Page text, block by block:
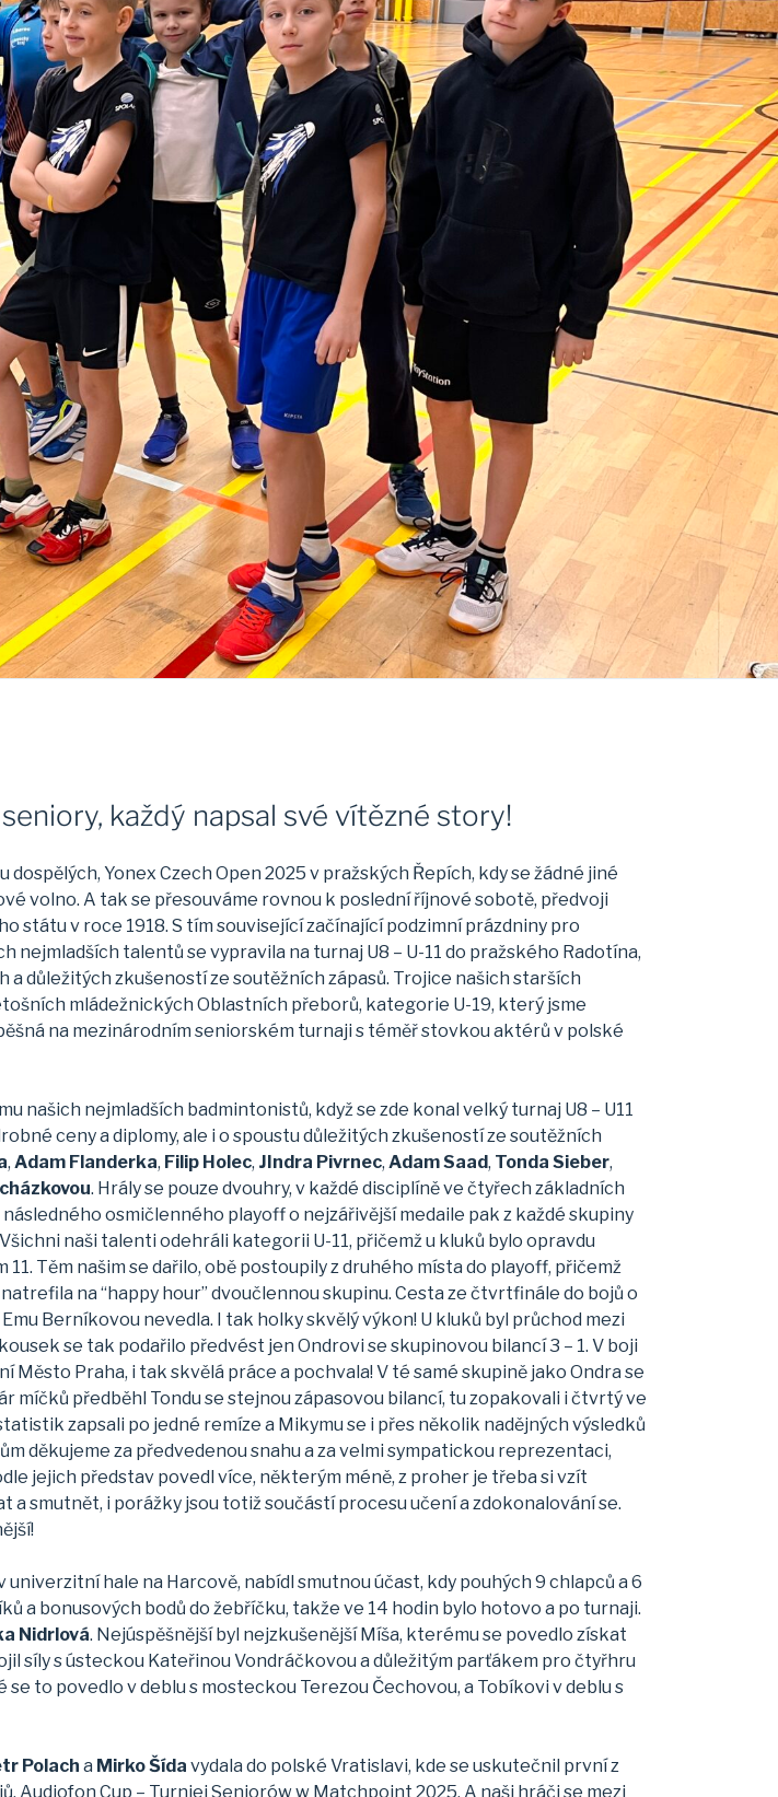
každý napsal své vítězné story!
Yonex Czech Open 2025 v pražských Řepích, kdy se žádné jiné
volno. A tak se přesouváme rovnou k poslední říjnové sobotě, předvoji
v roce 1918. S tím související začínající podzimní prázdniny pro
talentů se vypravila na turnaj U8 – U-11 do pražského Radotína,
důležitých zkušeností ze soutěžních zápasů. Trojice našich starších
mládežnických Oblastních přeborů, kategorie U-19, který jsme
na mezinárodním seniorském turnaji s téměř stovkou aktérů v polské
našich nejmladších badmintonistů, když se zde konal velký turnaj U8 – U11
ceny a diplomy, ale i o spoustu důležitých zkušeností ze soutěžních
, Adam Flanderka, Filip Holec, JIndra Pivrnec, Adam Saad, Tonda Sieber,
. Hrály se pouze dvouhry, v každé disciplíně ve čtyřech základních
osmičlenného playoff o nejzářivější medaile pak z každé skupiny
naši talenti odehráli kategorii U-11, přičemž u kluků bylo opravdu
Těm našim se dařilo, obě postoupily z druhého místa do playoff, přičemž
na “happy hour” dvoučlennou skupinu. Cesta ze čtvrtfinále do bojů o
Berníkovou nevedla. I tak holky skvělý výkon! U kluků byl průchod mezi
se tak podařilo předvést jen Ondrovi se skupinovou bilancí 3 – 1. V boji
Město Praha, i tak skvělá práce a pochvala! V té samé skupině jako Ondra se
míčků předběhl Tondu se stejnou zápasovou bilancí, tu zopakovali i čtvrtý ve
zapsali po jedné remíze a Mikymu se i přes několik nadějných výsledků
děkujeme za předvedenou snahu a za velmi sympatickou reprezentaci,
jejich představ povedl více, některým méně, z proher je třeba si vzít
a smutnět, i porážky jsou totiž součástí procesu učení a zdokonalování se.
hale na Harcově, nabídl smutnou účast, kdy pouhých 9 chlapců a 6
bonusových bodů do žebříčku, takže ve 14 hodin bylo hotovo a po turnaji.
Nidrlová. Nejúspěšnější byl nejzkušenější Míša, kterému se povedlo získat
síly s ústeckou Kateřinou Vondráčkovou a důležitým parťákem pro čtyřhru
to povedlo v deblu s mosteckou Terezou Čechovou, a Tobíkovi v deblu s
Polach a Mirko Šída vydala do polské Vratislavi, kde se uskutečnil první z
Cup – Turniej Seniorów w Matchpoint 2025. A naši hráči se mezi